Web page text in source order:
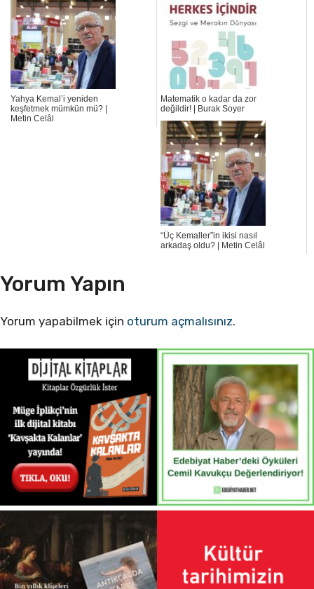
Yahya Kemal’i yeniden
keşfetmek mümkün mü? |
Metin Celâl
Matematik o kadar da zor
değildir! | Burak Soyer
“Üç Kemaller”in ikisi nasıl
arkadaş oldu? | Metin Celâl
Yorum Yapın
Yorum yapabilmek için oturum açmalısınız.